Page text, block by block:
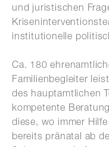
und juristischen
institutionelle
Ca. 180
Familienbegleiter
des hauptamtlichen
kompetente
diese, wo immer
bereits pränatal ab